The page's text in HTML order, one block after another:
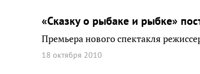
«Сказку о рыбаке и рыбке»
Премьера нового спектакля
18 октября 2010